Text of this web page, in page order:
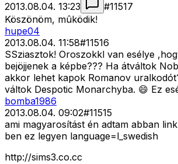
2013.08.04. 13:23
#11517
Köszönöm, mûködik!
hupe04
2013.08.04. 11:58#11516
SSziasztok! Oroszokkl van esélye
bejöjjenek a képbe??? Ha átváltok
akkor lehet kapok Romanov
váltok Despotic Monarchyba. 😄 Ez
bomba1986
2013.08.04. 09:02#11515
ami magyarosítást én adtam abban
ben ez legyen language=l_swedish
http://sims3.co.cc